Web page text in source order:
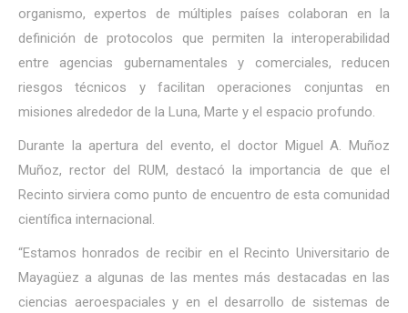
organismo, expertos de múltiples países colaboran en la
definición de protocolos que permiten la interoperabilidad
entre agencias gubernamentales y comerciales, reducen
riesgos técnicos y facilitan operaciones conjuntas en
misiones alrededor de la Luna, Marte y el espacio profundo.
Durante la apertura del evento, el doctor Miguel A. Muñoz
Muñoz, rector del RUM, destacó la importancia de que el
Recinto sirviera como punto de encuentro de esta comunidad
científica internacional.
“Estamos honrados de recibir en el Recinto Universitario de
Mayagüez a algunas de las mentes más destacadas en las
ciencias aeroespaciales y en el desarrollo de sistemas de